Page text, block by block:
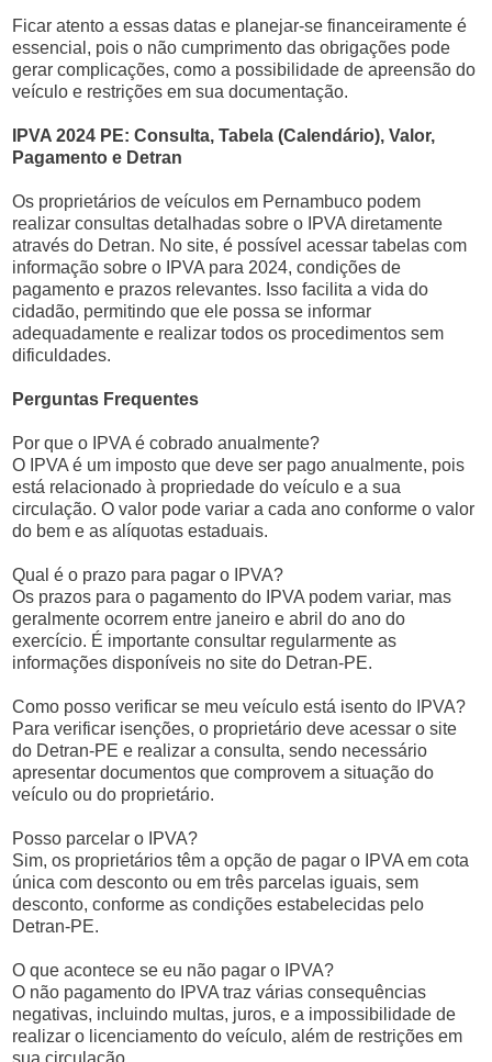
Ficar atento a essas datas e planejar-se financeiramente é
essencial, pois o não cumprimento das obrigações pode
gerar complicações, como a possibilidade de apreensão do
veículo e restrições em sua documentação.
IPVA 2024 PE: Consulta, Tabela (Calendário), Valor,
Pagamento e Detran
Os proprietários de veículos em Pernambuco podem
realizar consultas detalhadas sobre o IPVA diretamente
através do Detran. No site, é possível acessar tabelas com
informação sobre o IPVA para 2024, condições de
pagamento e prazos relevantes. Isso facilita a vida do
cidadão, permitindo que ele possa se informar
adequadamente e realizar todos os procedimentos sem
dificuldades.
Perguntas Frequentes
Por que o IPVA é cobrado anualmente?
O IPVA é um imposto que deve ser pago anualmente, pois
está relacionado à propriedade do veículo e a sua
circulação. O valor pode variar a cada ano conforme o valor
do bem e as alíquotas estaduais.
Qual é o prazo para pagar o IPVA?
Os prazos para o pagamento do IPVA podem variar, mas
geralmente ocorrem entre janeiro e abril do ano do
exercício. É importante consultar regularmente as
informações disponíveis no site do Detran-PE.
Como posso verificar se meu veículo está isento do IPVA?
Para verificar isenções, o proprietário deve acessar o site
do Detran-PE e realizar a consulta, sendo necessário
apresentar documentos que comprovem a situação do
veículo ou do proprietário.
Posso parcelar o IPVA?
Sim, os proprietários têm a opção de pagar o IPVA em cota
única com desconto ou em três parcelas iguais, sem
desconto, conforme as condições estabelecidas pelo
Detran-PE.
O que acontece se eu não pagar o IPVA?
O não pagamento do IPVA traz várias consequências
negativas, incluindo multas, juros, e a impossibilidade de
realizar o licenciamento do veículo, além de restrições em
sua circulação.